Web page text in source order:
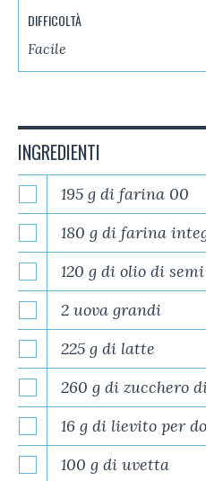
DIFFICOLTÀ
Facile
INGREDIENTI
195 g di farina 00
180 g di farina
120 g di olio di semi
2 uova grandi
225 g di latte
260 g di zucchero
16 g di lievito per
100 g di uvetta